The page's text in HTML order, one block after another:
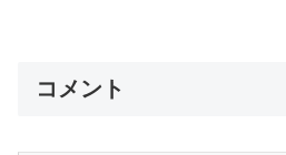
コメント